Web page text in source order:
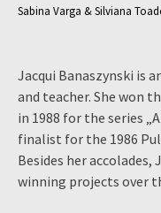
Sabina Varga & Silviana
Jacqui Banaszynski is
and teacher. She won
in 1988 for the series
finalist for the 1986
Besides her accolades,
winning projects over